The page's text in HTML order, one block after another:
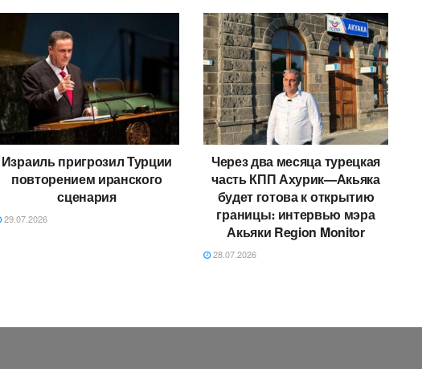
Израиль пригрозил Турции
повторением иранского
сценария
29.07.2026
Через два месяца турецкая
часть КПП Ахурик—Акьяка
будет готова к открытию
границы։ интервью мэра
Акьяки Region Monitor
28.07.2026